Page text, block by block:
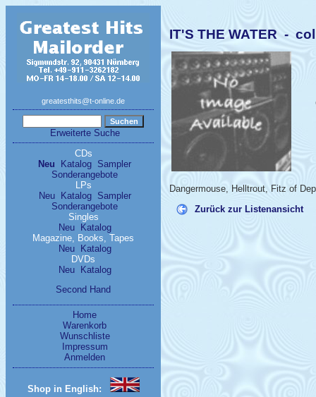
greatesthits@t-online.de
Erweiterte Suche
CDs
Neu
Katalog Sampler
Sonderangebote
LPs
Neu
Katalog
Sampler
Sonderangebote
Singles
Neu
Katalog
Magazine, Books, Tapes
Neu
Katalog
DVDs
Neu
Katalog
Second Hand
Home
Warenkorb
Wunschliste
Impressum
Anmelden
Shop in English:
IT'S THE WATER -
Dangermouse, Helltrout, Fitz of
Zurück zur Listenansicht